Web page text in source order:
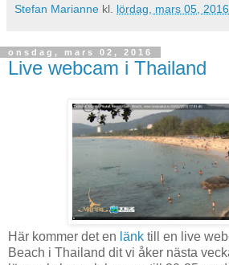
Stefan Marianne kl. lördag, mars 05, 2016
onsdag, mars 02, 2016
Live webcam i Thailand
Här kommer det en länk till en live
Beach i Thailand dit vi åker nästa